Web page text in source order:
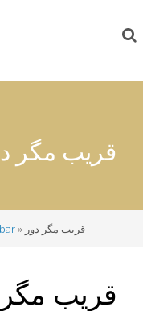
content
قریب مگر
قریب مگر دور
قریب مگر